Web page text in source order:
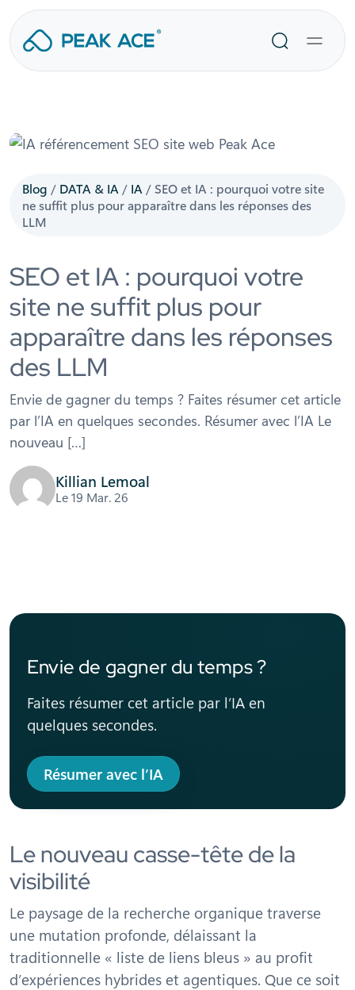
Aller
contenu
Recherche
Blog / DATA & IA / IA /SEO et IA : pourquoi votre site
ne suffit plus pour apparaître dans les réponses des
LLM
SEO et IA : pourquoi votre
site ne suffit plus pour
apparaître dans les réponses
des LLM
Envie de gagner du temps ? Faites résumer cet article
par l’IA en quelques secondes. Résumer avec l’IA Le
nouveau […]
Killian Lemoal
Le 19 Mar. 26
Envie de gagner du temps ?
Faites résumer cet article par l’IA en
quelques secondes.
Résumer avec l’IA
Le nouveau casse-tête de la
visibilité
Le paysage de la recherche organique traverse
une mutation profonde, délaissant la
traditionnelle « liste de liens bleus » au profit
d’expériences hybrides et agentiques. Que ce soit